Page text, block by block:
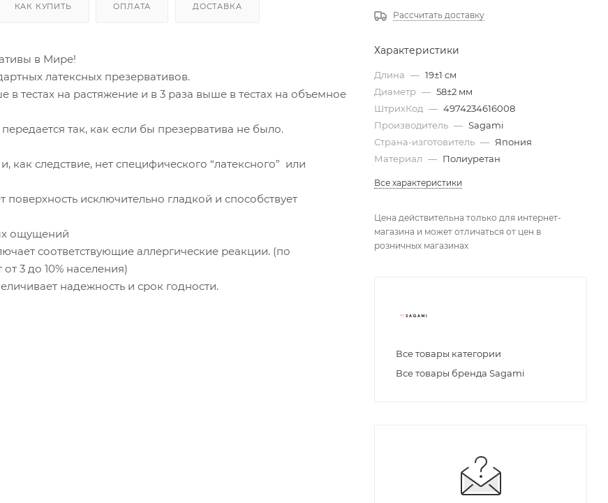
КАК КУПИТЬ ОПЛАТА ДОСТАВКА
в Мире!
латексных презервативов.
тестах на растяжение и в 3 раза выше в тестах на объемное
так, как если бы презерватива не было.
следствие, нет специфического “латексного” или
исключительно гладкой и способствует
ощущений
соответствующие аллергические реакции. (по
3 до 10% населения)
надежность и срок годности.
Рассчитать доставку
Характеристики
Длина — 19±1 см
Диаметр — 58±2 мм
ШтрихКод — 4974234616008
Производитель — Sagami
Страна-изготовитель — Япония
Материал — Полиуретан
Все характеристики
Цена действительна только для интернет-
магазина и может отличаться от цен в
розничных магазинах
Все товары категории
Все товары бренда Sagami